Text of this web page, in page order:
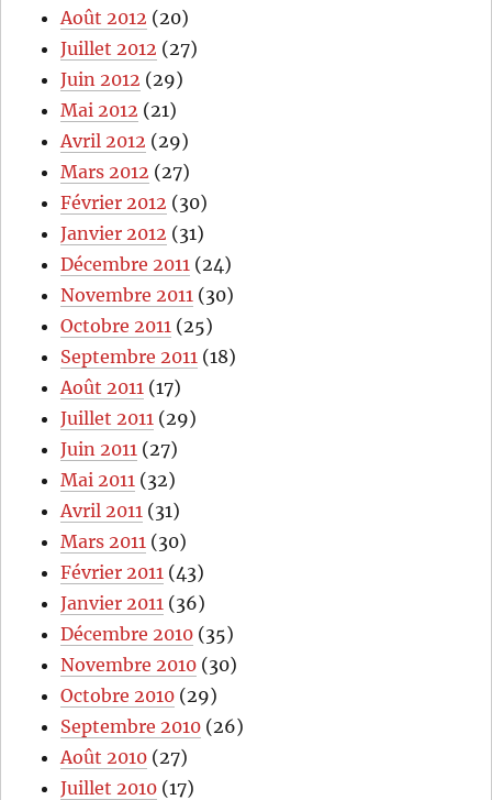
Août 2012 (20)
Juillet 2012 (27)
Juin 2012 (29)
Mai 2012 (21)
Avril 2012 (29)
Mars 2012 (27)
Février 2012 (30)
Janvier 2012 (31)
Décembre 2011 (24)
Novembre 2011 (30)
Octobre 2011 (25)
Septembre 2011 (18)
Août 2011 (17)
Juillet 2011 (29)
Juin 2011 (27)
Mai 2011 (32)
Avril 2011 (31)
Mars 2011 (30)
Février 2011 (43)
Janvier 2011 (36)
Décembre 2010 (35)
Novembre 2010 (30)
Octobre 2010 (29)
Septembre 2010 (26)
Août 2010 (27)
Juillet 2010 (17)